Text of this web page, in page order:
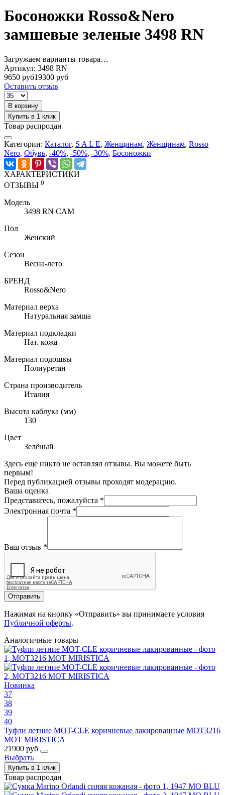
Босоножки Rosso&Nero
замшевые зеленые 3498 RN
Загружаем варианты товара…
Артикул: 3498 RN
9650 руб19300 руб
Оставить отзыв
В корзину
Купить в 1 клик
Товар распродан
Категории: Каталог, S A L E, Женщинам, Женщинам, Rosso
Nero, Обувь, -40%, -50%, -30%, Босоножки
ХАРАКТЕРИСТИКИ
ОТЗЫВЫ 0
Модель
3498 RN CAM
Пол
Женский
Сезон
Весна-лето
БРЕНД
Rosso&Nero
Материал верха
Натуральная замша
Материал подкладки
Нат. кожа
Материал подошвы
Полиуретан
Страна производитель
Италия
Высота каблука (мм)
130
Цвет
Зелёный
Здесь еще никто не оставлял отзывы. Вы можете быть
первым!
Перед публикацией отзывы проходят модерацию.
Ваша оценка
Представьтесь, пожалуйста *
Электронная почта *
Ваш отзыв *
Отправить
Нажимая на кнопку «Отправить» вы принимаете условия
Публичной оферты.
Аналогичные товары
Новинка
37
38
39
40
Туфли летние MOT-CLE коричневые лакированные MOT3216
MOT MIRISTICA
21900 руб
Выбрать
Купить в 1 клик
Товар распродан